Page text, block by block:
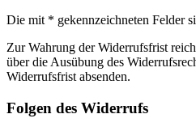
Die mit * gekennzeichneten Felder
Zur Wahrung der Widerrufsfrist
über die Ausübung des
Widerrufsfrist absenden.
Folgen des Widerrufs